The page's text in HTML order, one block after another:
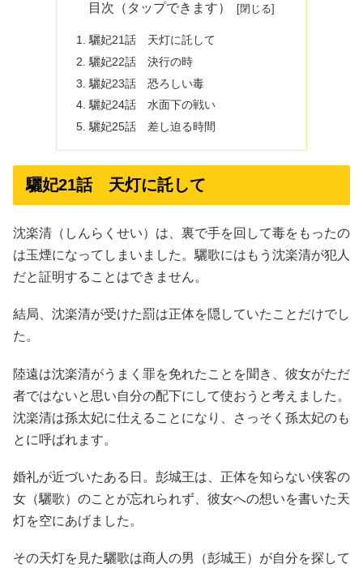
目次（タップできます）
驪妃21話 天灯に託して
驪妃22話 決行の時
驪妃23話 恐ろしい毒
驪妃24話 水面下の戦い
驪妃25話 差し迫る時間
驪妃21話 天灯に託して
沈楽清（しんらくせい）は、裏で手を回して毒をもったの
は玉煙になってしまいました。驪歌にはもう沈楽清が犯人
だと証明することはできません。
結局、沈楽清が受けた罰は正体を隠していたことだけでし
た。
陸遠は沈楽清がうまく罪を免れたことを聞き、彼女がただ
者ではないと思い自分の配下にして使おうと考えました。
沈楽清は孫太妃に仕えることになり、さっそく孫太妃のも
とに呼ばれます。
婚礼が近づいたある日。彭城王は、正体を知らない侠客の
女（驪歌）のことが忘れられず、彼女への想いを書いた天
灯を空にあげました。
その天灯を見た驪歌は商人の男（彭城王）が自分を探して